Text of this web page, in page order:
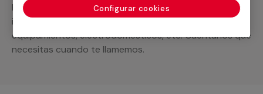
Podemos ofrecer cualquier servicio a medida
incluyendo todo lo que necesites: materiales,
equipamientos, electrodomésticos, etc. Cuéntanos que
necesitas cuando te llamemos.
Configurar cookies